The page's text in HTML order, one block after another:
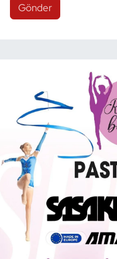
Gönder